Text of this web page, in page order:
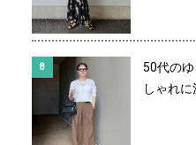
50代の
しゃれ